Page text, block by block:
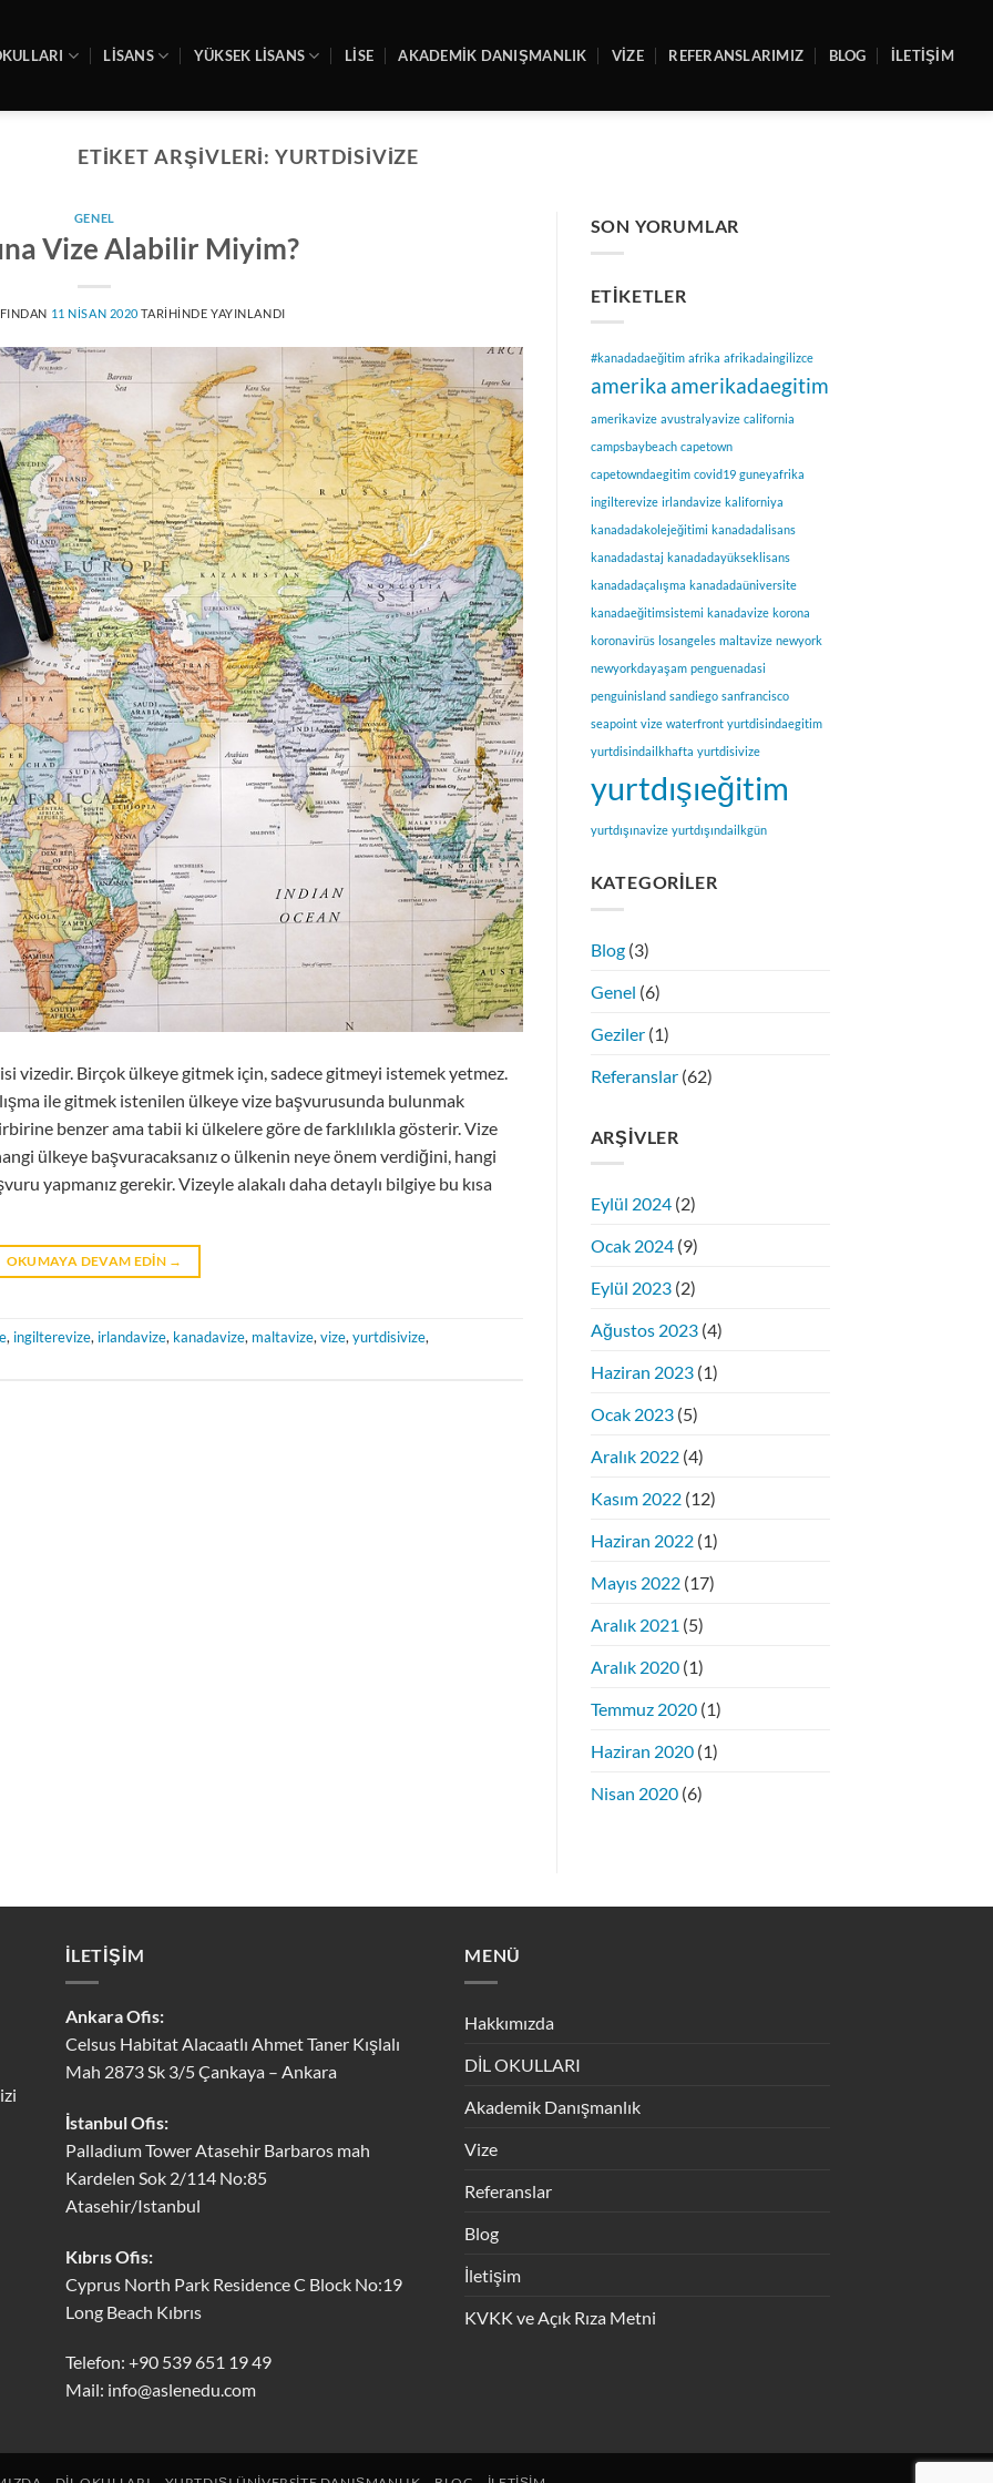
LİSANS YÜKSEK LİSANS LİSE AKADEMIK DANIŞMANLIK VİZE REFERANSLARIMIZ BLOG İLETİŞİM
ETIKET ARŞIVLERI:YURTDISIVIZE
GENEL
Vize Alabilir Miyim?
11 NISAN 2020 TARIHINDE YAYINLANDI
vizedir. Birçok ülkeye gitmek için, sadece gitmeyi istemek yetmez.
ile gitmek istenilen ülkeye vize başvurusunda bulunmak
benzer ama tabii ki ülkelere göre de farklılıkla gösterir. Vize
ülkeye başvuracaksanız o ülkenin neye önem verdiğini, hangi
yapmanız gerekir. Vizeyle alakalı daha detaylı bilgiye bu kısa
OKUMAYA DEVAM EDIN →
, ingilterevize, irlandavize, kanadavize, maltavize, vize, yurtdisivize,
SON YORUMLAR
ETIKETLER
#kanadadaeğitim afrika afrikadaingilizce
amerika amerikadaegitim
amerikavize avustralyavize california
campsbaybeach capetown
capetowndaegitim covid19 guneyafrika
ingilterevize irlandavize kaliforniya
kanadadakolejeğitimi kanadadalisans
kanadadastaj kanadadayükseklisans
kanadadaçalışma kanadadaüniversite
kanadaeğitimsistemi kanadavize korona
koronavirüs losangeles maltavize newyork
newyorkdayaşam penguenadasi
penguinisland sandiego sanfrancisco
seapoint vize waterfront yurtdisindaegitim
yurtdisindailkhafta yurtdisivize
yurtdışıeğitim
yurtdışınavize yurtdışındailkgün
KATEGORILER
Blog(3)
Genel (6)
Geziler(1)
Referanslar(62)
ARŞIVLER
Eylül 2024(2)
Ocak 2024(9)
Eylül 2023(2)
Ağustos 2023(4)
Haziran 2023(1)
Ocak 2023(5)
Aralık 2022(4)
Kasım 2022(12)
Haziran 2022(1)
Mayıs 2022(17)
Aralık 2021 (5)
Aralık 2020(1)
Temmuz 2020(1)
Haziran 2020(1)
Nisan 2020(6)
İLETİŞİM
Ankara Ofis:
Celsus Habitat Alacaatlı Ahmet Taner Kışlalı
Mah 2873 Sk 3/5 Çankaya – Ankara
İstanbul Ofis:
Palladium Tower Atasehir Barbaros mah
Kardelen Sok 2/114 No:85
Atasehir/Istanbul
Kıbrıs Ofis:
Cyprus North Park Residence C Block No:19
Long Beach Kıbrıs
Telefon: +90 539 651 19 49
Mail: info@aslenedu.com
MENÜ
Hakkımızda
DİL OKULLARI
Akademik Danışmanlık
Vize
Referanslar
Blog
İletişim
KVKK ve Açık Rıza Metni